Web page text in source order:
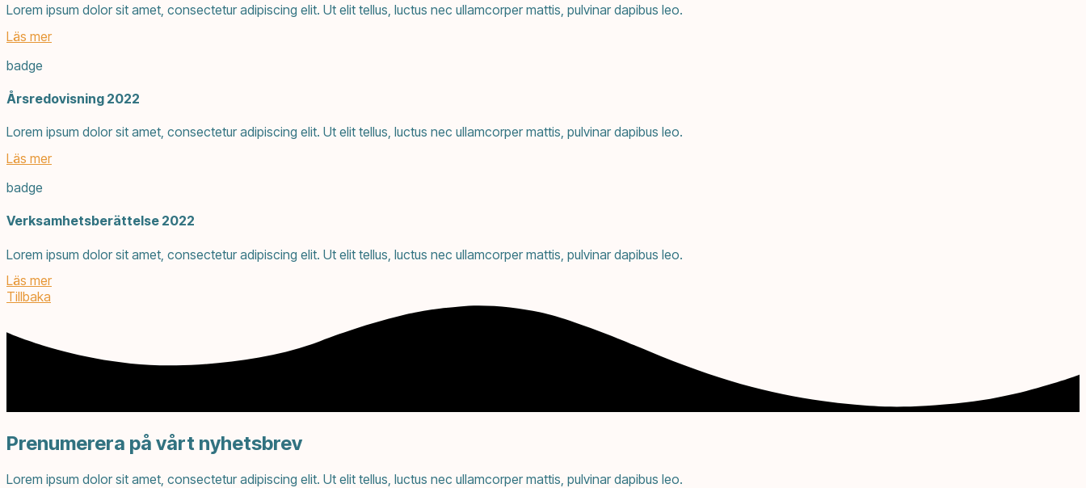
Lorem ipsum dolor sit amet, consectetur adipiscing elit. Ut elit tellus, luctus nec ullamcorper mattis, pulvinar dapibus leo.
Läs mer
badge
Årsredovisning 2022
Lorem ipsum dolor sit amet, consectetur adipiscing elit. Ut elit tellus, luctus nec ullamcorper mattis, pulvinar dapibus leo.
Läs mer
badge
Verksamhetsberättelse 2022
Lorem ipsum dolor sit amet, consectetur adipiscing elit. Ut elit tellus, luctus nec ullamcorper mattis, pulvinar dapibus leo.
Läs mer
Tillbaka
Prenumerera på vårt nyhetsbrev
Lorem ipsum dolor sit amet, consectetur adipiscing elit. Ut elit tellus, luctus nec ullamcorper mattis, pulvinar dapibus leo.